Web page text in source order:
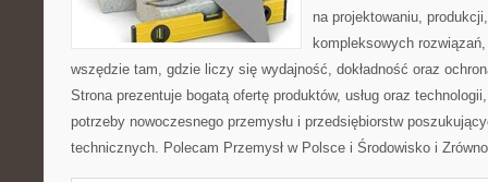
na projektowaniu,
kompleksowych
wszędzie tam, gdzie liczy się wydajność, dokładność oraz
Strona prezentuje bogatą ofertę produktów, usług oraz
potrzeby nowoczesnego przemysłu i przedsiębiorstw
technicznych. Polecam Przemysł w Polsce i Środowisko i